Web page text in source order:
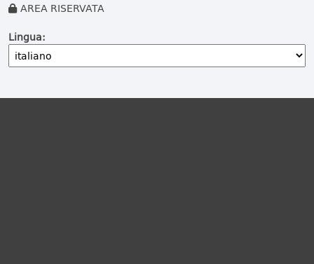
AREA RISERVATA
Lingua